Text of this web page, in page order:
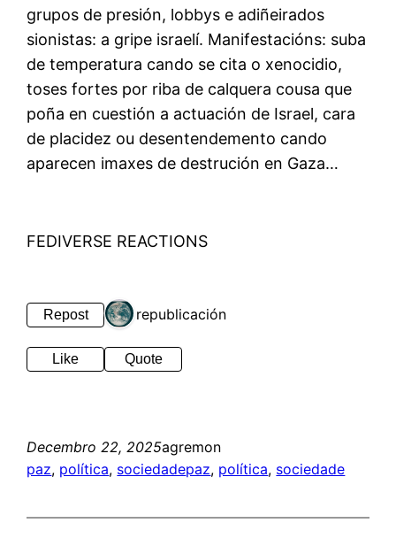
grupos de presión, lobbys e adiñeirados
sionistas: a gripe israelí. Manifestacións: suba
de temperatura cando se cita o xenocidio,
toses fortes por riba de calquera cousa que
poña en cuestión a actuación de Israel, cara
de placidez ou desentendemento cando
aparecen imaxes de destrución en Gaza…
FEDIVERSE REACTIONS
Repost 1 republicación
Like Quote
Decembro 22, 2025agremon
paz, política, sociedadepaz, política, sociedade